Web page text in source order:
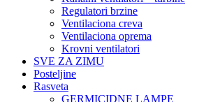
Regulatori brzine
Ventilaciona creva
Ventilaciona oprema
Krovni ventilatori
SVE ZA ZIMU
Posteljine
Rasveta
GERMICIDNE LAMPE